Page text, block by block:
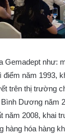
Gemadept như:
điểm năm 1993,
trên thị trường
Dương năm
năm 2008, khai
hàng hóa hàng